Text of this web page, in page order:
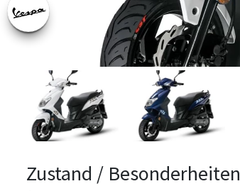
Zustand / Besonderheiten